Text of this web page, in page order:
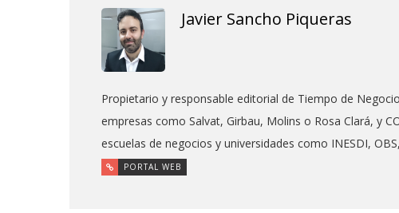
Javier Sancho Piqueras
Propietario y responsable editorial de Tiempo de
empresas como Salvat, Girbau, Molins o Rosa Clará, y
escuelas de negocios y universidades como INESDI,
PORTAL WEB